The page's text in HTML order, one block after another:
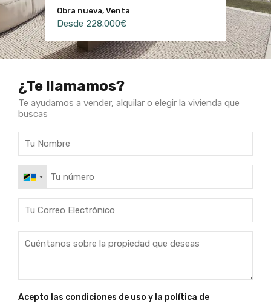
Obra nueva, Venta
Desde 252.000€
Obra nueva, Venta
Desde 228.000€
Obra nueva, Venta
18.000.000€
Obra nueva, Venta
5.950.000€
Obra nueva, Venta
Desde 750.000€
¿Te llamamos?
Te ayudamos a vender, alquilar o elegir la vivienda que
buscas
Acepto las condiciones de uso y la política de